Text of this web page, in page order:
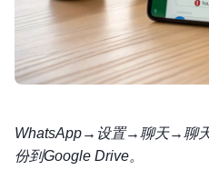
WhatsApp→设置→聊天→聊
份到Google Drive。